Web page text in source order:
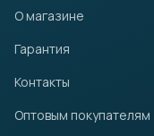
О магазине
Гарантия
Контакты
Оптовым покупателям